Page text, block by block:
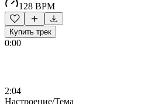
128 BPM
Купить трек
0:00
2:04
Настроение/Тема